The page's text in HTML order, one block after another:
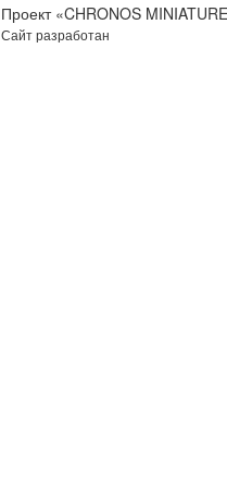
Проект «CHRONOS
Сайт разработан